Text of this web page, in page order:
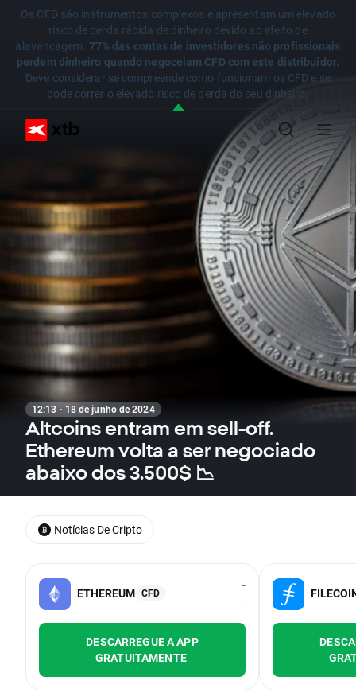
Os CFD são instrumentos complexos e apresentam um elevado
risco de perda rápida de dinheiro devido ao efeito de
alavancagem. 77% das contas de investidores não profissionais
perdem dinheiro quando negoceiam CFD com este distribuidor.
Deve considerar se compreende como funcionam os CFD e se
pode correr o elevado risco de perda do seu dinheiro.
12:13 · 18 de junho de 2024
Altcoins entram em sell-off.
Ethereum volta a ser negociado
abaixo dos 3.500$ 📉
ETHEREUM CFD
-
-
DESCARREGUE A APP
GRATUITAMENTE
Notícias De Cripto